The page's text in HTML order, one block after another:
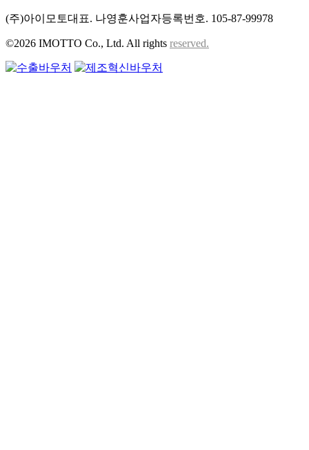
(주)아이모토대표. 나영훈사업자등록번호. 105-87-99978
©2026 IMOTTO Co., Ltd. All rights reserved.